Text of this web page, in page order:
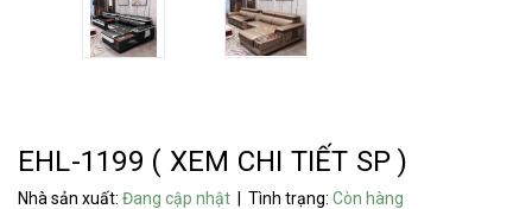
EHL-1199 ( XEM CHI TIẾT SP )
Nhà sản xuất: Đang cập nhật | Tình trạng: Còn hàng